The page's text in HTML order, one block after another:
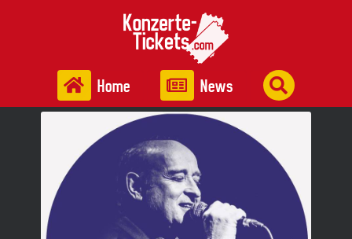
Home News